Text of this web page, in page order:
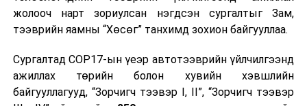
хэсэг нь засаагүй шороон болдог учраас үер, хөрсний
гулгалтад өртөх нь их байдаг ажээ. «Найрамдлын
Пакистаны 810, Хятадын 82 ажилчин амиа алдсан
байна.
жолооч нарт зориулсан нэгдсэн сургалтыг Зам,
тээврийн яамны “Хөсөг” танхимд зохион байгууллаа.
Сургалтад COP17-ын үеэр автотээврийн үйлчилгээнд
ажиллах төрийн болон хувийн хэвшлийн
байгууллагууд, “Зорчигч тээвэр I, II”, “Зорчигч тээвэр